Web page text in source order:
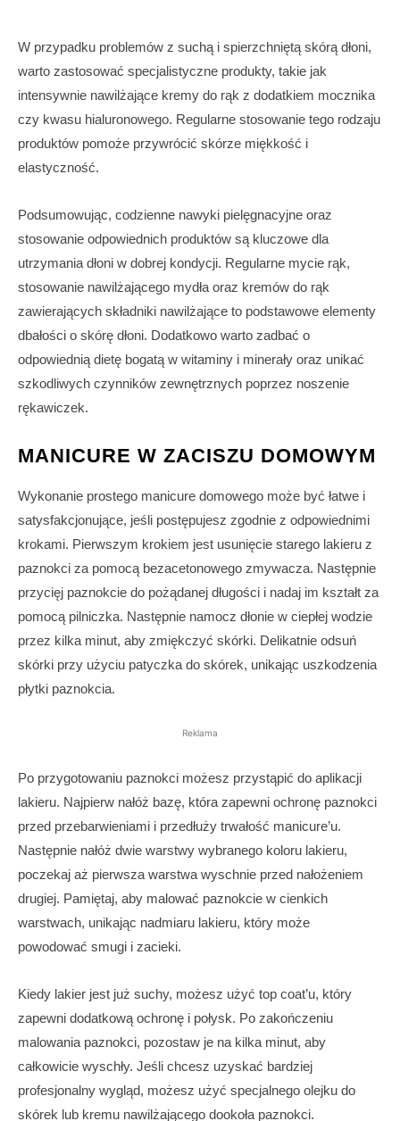
W przypadku problemów z suchą i spierzchniętą skórą dłoni,
warto zastosować specjalistyczne produkty, takie jak
intensywnie nawilżające kremy do rąk z dodatkiem mocznika
czy kwasu hialuronowego. Regularne stosowanie tego rodzaju
produktów pomoże przywrócić skórze miękkość i
elastyczność.
Podsumowując, codzienne nawyki pielęgnacyjne oraz
stosowanie odpowiednich produktów są kluczowe dla
utrzymania dłoni w dobrej kondycji. Regularne mycie rąk,
stosowanie nawilżającego mydła oraz kremów do rąk
zawierających składniki nawilżające to podstawowe elementy
dbałości o skórę dłoni. Dodatkowo warto zadbać o
odpowiednią dietę bogatą w witaminy i minerały oraz unikać
szkodliwych czynników zewnętrznych poprzez noszenie
rękawiczek.
MANICURE W ZACISZU DOMOWYM
Wykonanie prostego manicure domowego może być łatwe i
satysfakcjonujące, jeśli postępujesz zgodnie z odpowiednimi
krokami. Pierwszym krokiem jest usunięcie starego lakieru z
paznokci za pomocą bezacetonowego zmywacza. Następnie
przycięj paznokcie do pożądanej długości i nadaj im kształt za
pomocą pilniczka. Następnie namocz dłonie w ciepłej wodzie
przez kilka minut, aby zmiękczyć skórki. Delikatnie odsuń
skórki przy użyciu patyczka do skórek, unikając uszkodzenia
płytki paznokcia.
Reklama
Po przygotowaniu paznokci możesz przystąpić do aplikacji
lakieru. Najpierw nałóż bazę, która zapewni ochronę paznokci
przed przebarwieniami i przedłuży trwałość manicure’u.
Następnie nałóż dwie warstwy wybranego koloru lakieru,
poczekaj aż pierwsza warstwa wyschnie przed nałożeniem
drugiej. Pamiętaj, aby malować paznokcie w cienkich
warstwach, unikając nadmiaru lakieru, który może
powodować smugi i zacieki.
Kiedy lakier jest już suchy, możesz użyć top coat’u, który
zapewni dodatkową ochronę i połysk. Po zakończeniu
malowania paznokci, pozostaw je na kilka minut, aby
całkowicie wyschły. Jeśli chcesz uzyskać bardziej
profesjonalny wygląd, możesz użyć specjalnego olejku do
skórek lub kremu nawilżającego dookoła paznokci.